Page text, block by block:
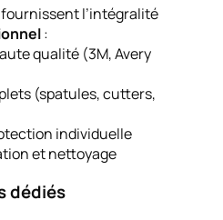
l’intégralité
:
qualité (3M, Avery
(spatules, cutters,
individuelle
et nettoyage
dédiés